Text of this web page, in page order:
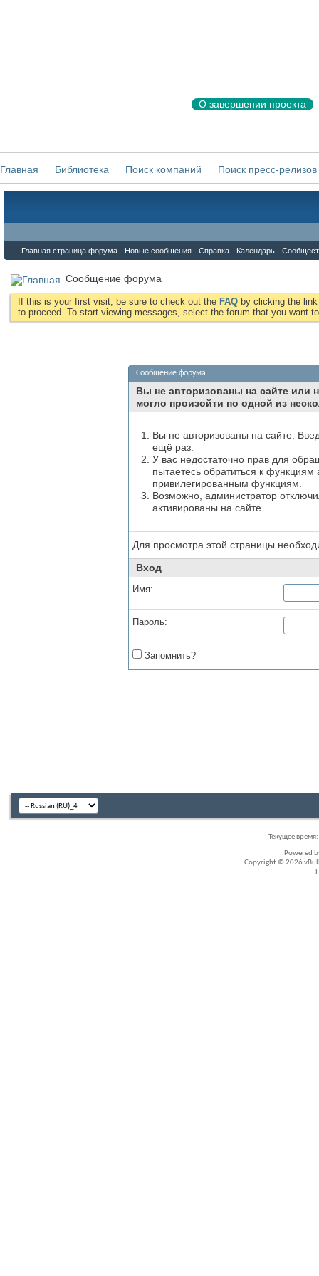
О завершении проекта
Главная Библиотека Поиск компаний Поиск пресс-релизов
Главная страница форума Новые сообщения Справка Календарь
Сообщение форума
If this is your first visit, be sure to check out the FAQ by clicking the
to proceed. To start viewing messages, select the forum that you want
Сообщение форума
Вы не авторизованы на сайте или
могло произойти по одной из
Вы не авторизованы на сайте.
ещё раз.
У вас недостаточно прав для
пытаетесь обратиться к
привилегированным функциям.
Возможно, администратор
активированы на сайте.
Для просмотра этой страницы
Вход
Имя:
Пароль:
Запомнить?
Текущее время:
Powered
Copyright © 2026